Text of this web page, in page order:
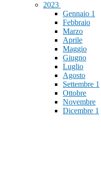
2023
Gennaio 1
Febbraio
Marzo
Aprile
Maggio
Giugno
Luglio
Agosto
Settembre 1
Ottobre
Novembre
Dicembre 1